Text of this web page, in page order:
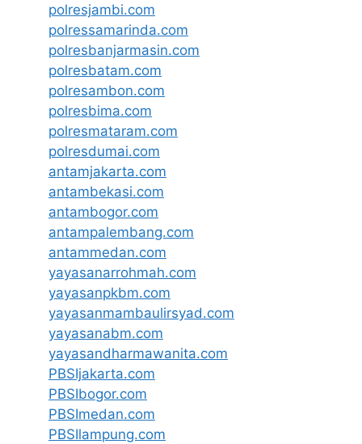
polresjambi.com
polressamarinda.com
polresbanjarmasin.com
polresbatam.com
polresambon.com
polresbima.com
polresmataram.com
polresdumai.com
antamjakarta.com
antambekasi.com
antambogor.com
antampalembang.com
antammedan.com
yayasanarrohmah.com
yayasanpkbm.com
yayasanmambaulirsyad.com
yayasanabm.com
yayasandharmawanita.com
PBSIjakarta.com
PBSIbogor.com
PBSImedan.com
PBSIlampung.com